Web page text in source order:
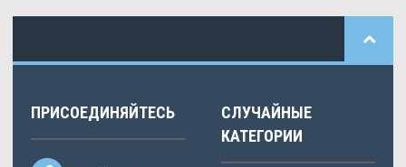
ПРИСОЕДИНЯЙТЕСЬ
СЛУЧАЙНЫЕ
КАТЕГОРИИ